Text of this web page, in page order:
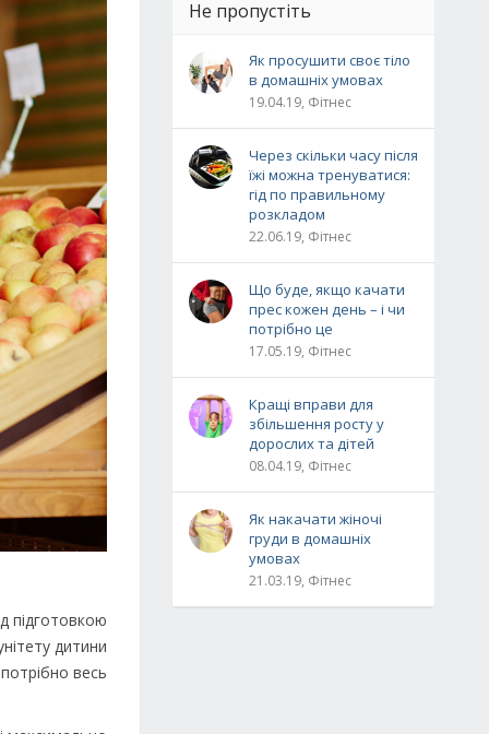
підготовкою
дитини
весь
Не пропустіть
Як просушити своє тіло
в домашніх умовах
19.04.19, Фітнес
Через скільки часу після
їжі можна тренуватися:
гід по правильному
розкладом
22.06.19, Фітнес
Що буде, якщо качати
прес кожен день – і чи
потрібно це
17.05.19, Фітнес
Кращі вправи для
збільшення росту у
дорослих та дітей
08.04.19, Фітнес
Як накачати жіночі
груди в домашніх
умовах
21.03.19, Фітнес